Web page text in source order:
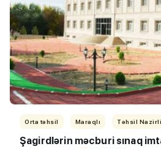
Orta təhsil Maraqlı Təhsil
Şagirdlərin məcburi sınaq